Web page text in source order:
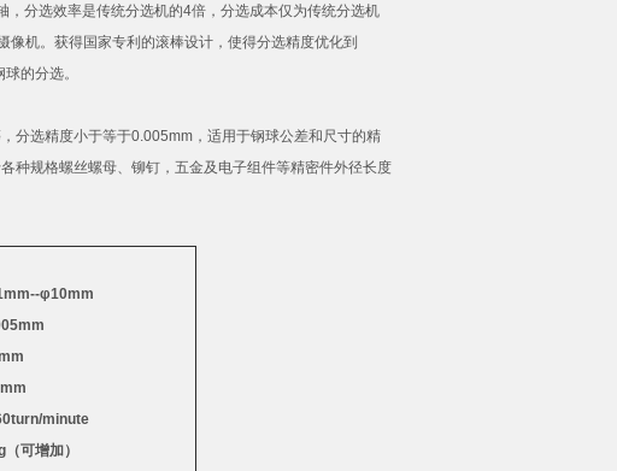
，分选效率是传统分选机的4倍，分选成本仅为传统分选机
机。获得国家专利的滚棒设计，使得分选精度优化到
的分选。
分选精度小于等于0.005mm ，适用于钢球公差和尺寸的精
种规格螺丝螺母、铆钉，五金及电子组件等精密件外径长度
--φ10mm
minute
（可增加）